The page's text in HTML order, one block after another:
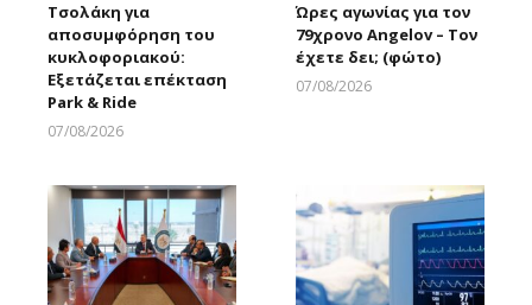
Τσολάκη για
αποσυμφόρηση του
κυκλοφοριακού:
Εξετάζεται επέκταση
Park & Ride
07/08/2026
Ώρες αγωνίας για τον
79χρονο Angelov – Τον
έχετε δει; (φώτο)
07/08/2026